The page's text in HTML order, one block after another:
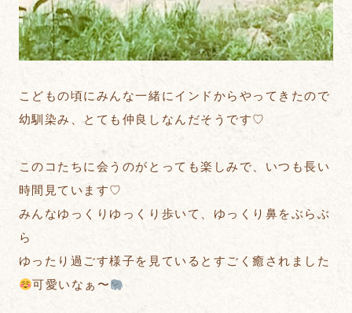
こどもの頃にみんな一緒にインドからやってきたので
幼馴染み、とても仲良しなんだそうです♡
このコたちに会うのがとっても楽しみで、いつも長い
時間見ています♡
みんなゆっくりゆっくり歩いて、ゆっくり鼻をぶらぶ
ら
ゆったり過ごす様子を見ているとすごく癒されました
可愛いなぁ〜